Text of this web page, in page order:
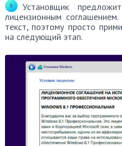
Установщик
лицензионным
текст, поэтому просто
на следующий этап.